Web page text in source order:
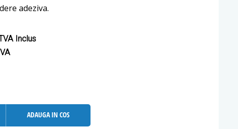
adeziva.
Inclus
ADAUGA IN COS